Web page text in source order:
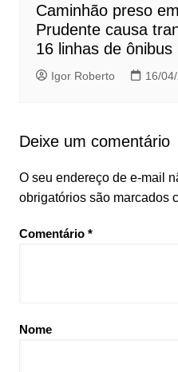
Caminhão preso
Prudente causa
16 linhas de ônibus
Igor Roberto 16/
Deixe um comentário
O seu endereço de e-mail
obrigatórios são marcados
Comentário *
Nome